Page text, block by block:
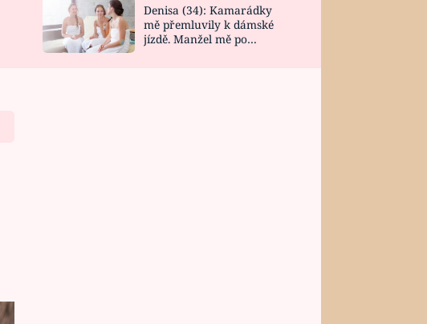
DESIGN
Denisa (34): Kamarádky
mě přemluvily k dámské
jízdě. Manžel mě po